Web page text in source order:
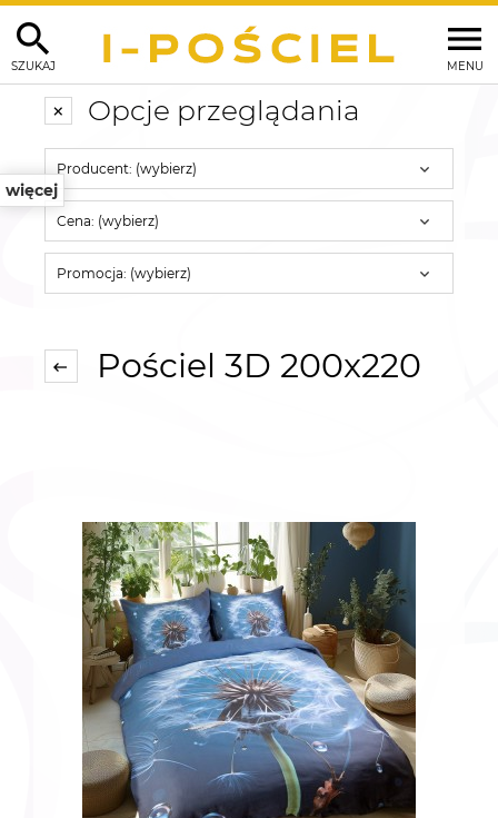
MENU
SZUKAJ
więcej
Opcje przeglądania
Producent: (wybierz)
Cena: (wybierz)
Promocja: (wybierz)
Pościel 3D 200x220